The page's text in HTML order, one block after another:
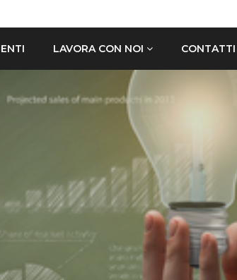
LAVORA CON NOI CONTATTI